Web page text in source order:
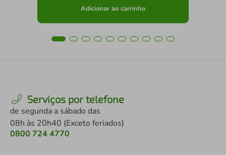
Adicionar ao carrinho
Serviços por telefone
de segunda a sábado das
08h às 20h40 (Exceto feriados)
0800 724 4770